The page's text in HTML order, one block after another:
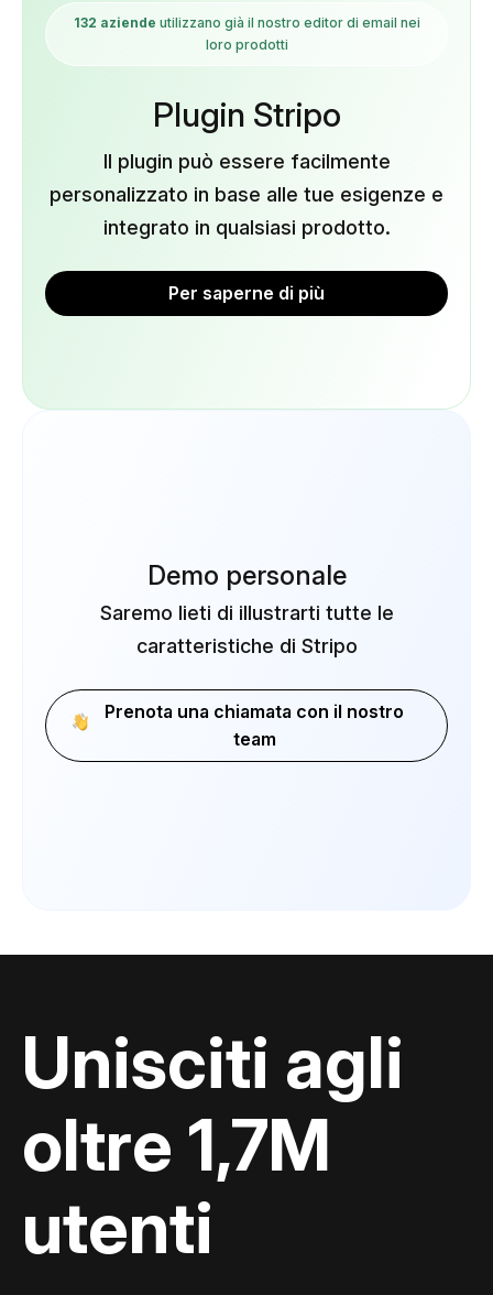
132 aziende utilizzano già il nostro editor di email nei
loro prodotti
Plugin Stripo
Il plugin può essere facilmente
personalizzato in base alle tue esigenze e
integrato in qualsiasi prodotto.
Per saperne di più
Demo personale
Saremo lieti di illustrarti tutte le
caratteristiche di Stripo
Prenota una chiamata con il nostro
team
Unisciti agli
oltre 1,7M
utenti